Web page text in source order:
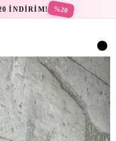
İNDİRİM! %20